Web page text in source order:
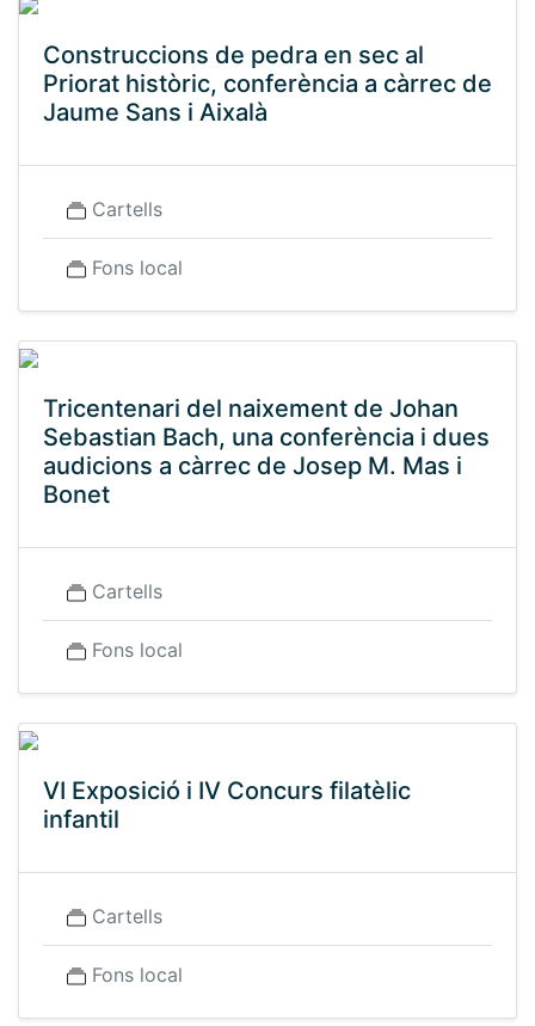
Construccions de pedra en sec al
Priorat històric, conferència a càrrec de
Jaume Sans i Aixalà
Cartells
Fons local
Tricentenari del naixement de Johan
Sebastian Bach, una conferència i dues
audicions a càrrec de Josep M. Mas i
Bonet
Cartells
Fons local
VI Exposició i IV Concurs filatèlic
infantil
Cartells
Fons local